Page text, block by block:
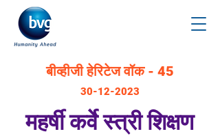
बीव्हीजी हेरिटेज वॉक - 45
30-12-2023
महर्षी कर्वे स्त्री शिक्षण